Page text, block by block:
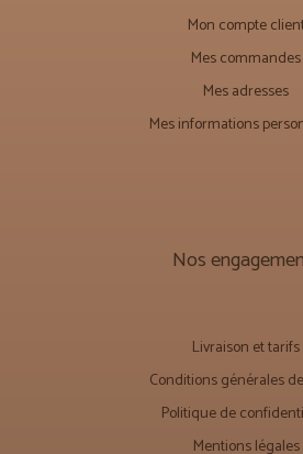
Mon compte
Mes commandes
Mes adresses
Mes informations
Nos
Livraison et tarifs
Conditions générales
Politique de
Mentions légales